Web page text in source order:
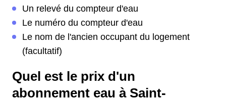
Un relevé du compteur d'eau
Le numéro du compteur d'eau
Le nom de l'ancien occupant du logement
(facultatif)
Quel est le prix d'un
abonnement eau à Saint-